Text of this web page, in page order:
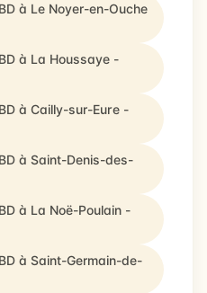
à Le Noyer-en-Ouche
à La Houssaye -
à Cailly-sur-Eure -
à Saint-Denis-des-
à La Noë-Poulain -
à Saint-Germain-de-